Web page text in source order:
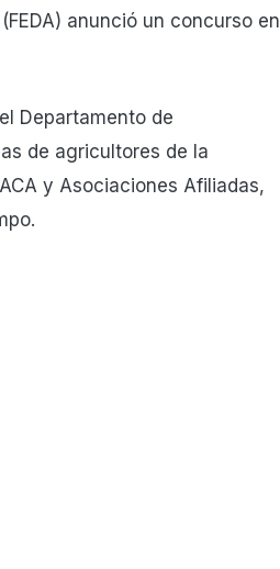
anunció un concurso en
Departamento de
de agricultores de la
y Asociaciones Afiliadas,